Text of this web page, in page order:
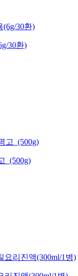
30환)
_(500g)